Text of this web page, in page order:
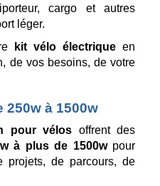
cargo et autres
léger.
kit vélo électrique en
de vos besoins, de votre
250w à 1500w
pour vélos offrent des
à plus de 1500w pour
projets, de parcours, de